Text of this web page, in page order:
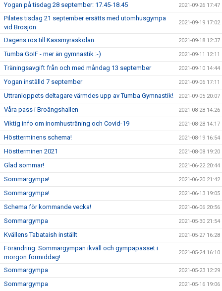
Yogan på tisdag 28 september: 17.45-18.45 2021-09-26 17:47
Pilates tisdag 21 september ersätts med utomhusgympa
vid Brosjön
2021-09-19 17:02
Dagens ros till Kassmyraskolan 2021-09-18 12:37
Tumba GoIF - mer än gymnastik :-) 2021-09-11 12:11
Träningsavgift från och med måndag 13 september 2021-09-10 14:44
Yogan inställd 7 september 2021-09-06 17:11
Uttranloppets deltagare värmdes upp av Tumba Gymnastik! 2021-09-05 20:07
Våra pass i Broängshallen 2021-08-28 14:26
Viktig info om inomhusträning och Covid-19 2021-08-28 14:17
Höstterminens schema! 2021-08-19 16:54
Höstterminen 2021 2021-08-08 19:20
Glad sommar! 2021-06-22 20:44
Sommargympa! 2021-06-20 21:42
Sommargympa! 2021-06-13 19:05
Schema för kommande vecka! 2021-06-06 20:56
Sommargympa 2021-05-30 21:54
Kvällens Tabataish inställt 2021-05-27 16:28
Förändring: Sommargympan ikväll och gympapasset i
morgon förmiddag!
2021-05-24 16:10
Sommargympa 2021-05-23 12:29
Sommargympa 2021-05-16 19:06